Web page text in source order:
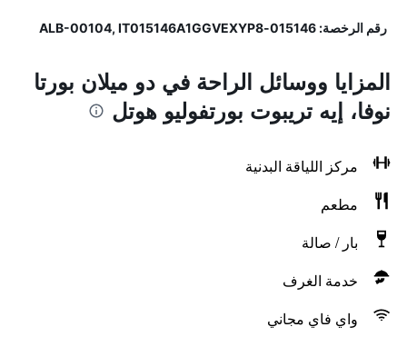
رقم الرخصة: 015146-ALB-00104, IT015146A1GGVEXYP8
المزايا ووسائل الراحة في دو ميلان بورتا
نوفا، إيه تريبوت بورتفوليو هوتل
مركز اللياقة البدنية
مطعم
بار / صالة
خدمة الغرف
واي فاي مجاني